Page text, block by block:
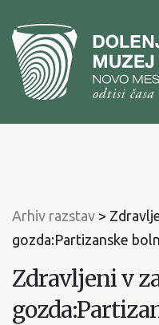
vsebinoNa
glavni
meni
Arhiv razstav >
gozda:Partizanske
Zdravljeni v